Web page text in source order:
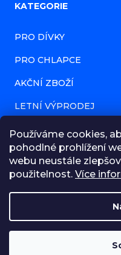
Používáme cookies,
pohodlné prohlížení
webu neustále
použitelnost. Více
☀️ LETNÍ VÝPRODEJ |
doplňky. Projděte si celý e-
í
KATEGORIE
PRO DÍVKY
PRO CHLAPCE
AKČNÍ ZBOŽÍ
LETNÍ VÝPRODEJ
PRODÁVANÉ ZNAČKY
HODNOCENÍ
NAPIŠTE NÁM ZPRÁVU!
MOJE OBJEDNÁVKA